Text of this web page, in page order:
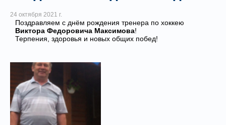
24 октября 2021 г.
Поздравляем с днём рождения тренера по хоккею
Виктора Федоровича Максимова!
Терпения, здоровья и новых общих побед!